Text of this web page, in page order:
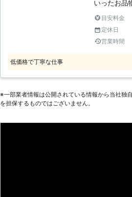
なく、ご自
な時は当店
頼ください
ものも、複
●家具移動
立も承って
いったお品
も取り扱っ
とは是非当
様の家具や
行いますので
がたつくと
目安料金
定休日
営業時間
低価格で丁寧な仕事
※⼀部業者情報は公開されている情報から当社独
を担保するものではございません。